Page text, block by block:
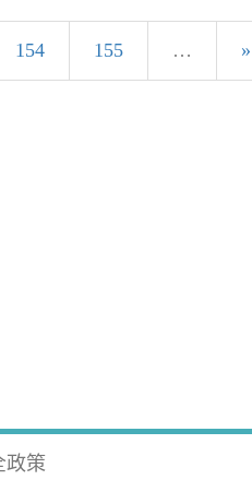
154 155 … »
政策